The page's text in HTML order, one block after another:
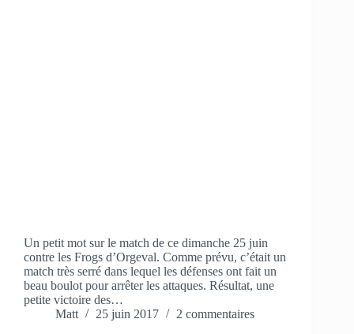
Un petit mot sur le match de ce dimanche 25 juin
contre les Frogs d’Orgeval. Comme prévu, c’était un
match très serré dans lequel les défenses ont fait un
beau boulot pour arrêter les attaques. Résultat, une
petite victoire des…
Matt
25 juin 2017 2 commentaires